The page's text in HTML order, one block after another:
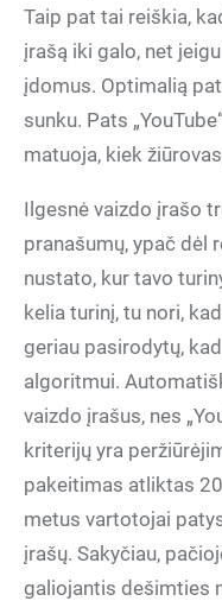
Taip pat tai reiškia,
įrašą iki galo, net
įdomus. Optimalią
sunku. Pats
matuoja, kiek
Ilgesnė vaizdo įrašo
pranašumų, ypač dėl
nustato, kur tavo
kelia turinį, tu nori,
geriau pasirodytų,
algoritmui.
vaizdo įrašus, nes
kriterijų yra
pakeitimas atliktas
metus vartotojai
įrašų. Sakyčiau,
galiojantis dešimties